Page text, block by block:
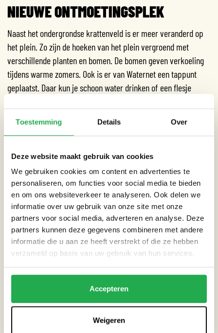
Toestemming Details Over
Deze website maakt gebruik van cookies
We gebruiken cookies om content en advertenties te
personaliseren, om functies voor social media te bieden
en om ons websiteverkeer te analyseren. Ook delen we
informatie over uw gebruik van onze site met onze
partners voor social media, adverteren en analyse. Deze
partners kunnen deze gegevens combineren met andere
informatie die u aan ze heeft verstrekt of die ze hebben
verzameld op basis van uw gebruik van hun services.
Accepteren
Weigeren
NIEUWE ONTMOETINGSPLEK
Naast het ondergrondse krattenveld is er meer veranderd op
het plein. Zo zijn de hoeken van het plein vergroend met
verschillende planten en bomen. De bomen geven verkoeling
tijdens warme zomers. Ook is er van Waternet een tappunt
geplaatst. Daar kun je schoon water drinken of een flesje
het ontwerp van het plein.
CATEGORIEËN
Straat
THEMA’S
Extreme neerslag